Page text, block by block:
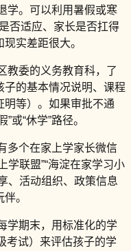
学。可以利用暑假或寒
否适应、家长是否扛得
实差距很大。
教委的义务教育科，了
的基本情况说明、课程
等）。如果审批不通
或“休学”路径。
多个在家上学家长微信
学联盟”“海淀在家学习小
、活动组织、政策信息
。
学期末，用标准化的学
考试）来评估孩子的学